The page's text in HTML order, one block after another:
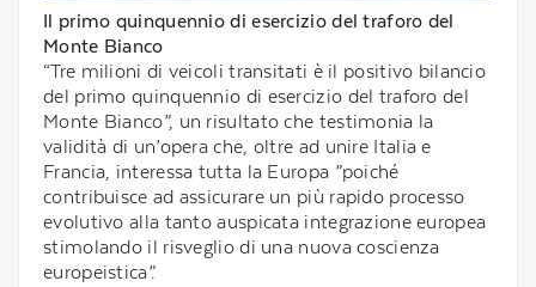
Il primo quinquennio di esercizio del traforo del
Monte Bianco
“Tre milioni di veicoli transitati è il positivo bilancio
del primo quinquennio di esercizio del traforo del
Monte Bianco”, un risultato che testimonia la
validità di un’opera che, oltre ad unire Italia e
Francia, interessa tutta la Europa ”poiché
contribuisce ad assicurare un più rapido processo
evolutivo alla tanto auspicata integrazione europea
stimolando il risveglio di una nuova coscienza
europeistica”.